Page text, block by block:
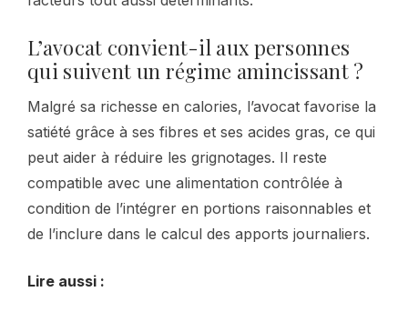
L’avocat convient-il aux personnes
qui suivent un régime amincissant ?
Malgré sa richesse en calories, l’avocat favorise la
satiété grâce à ses fibres et ses acides gras, ce qui
peut aider à réduire les grignotages. Il reste
compatible avec une alimentation contrôlée à
condition de l’intégrer en portions raisonnables et
de l’inclure dans le calcul des apports journaliers.
Lire aussi :